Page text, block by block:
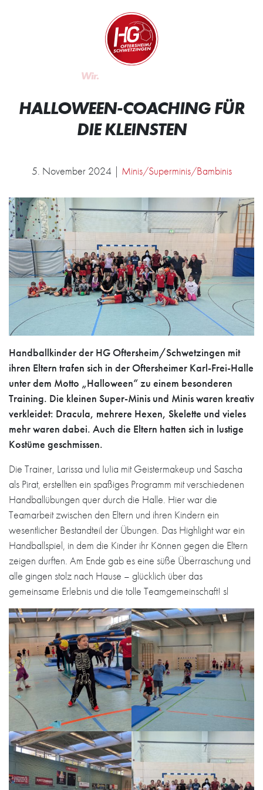
Zur Startseite
Wir.
HALLOWEEN-COACHING FÜR
DIE KLEINSTEN
5. November 2024 | Minis/Superminis/Bambinis
Handballkinder der HG Oftersheim/Schwetzingen mit
ihren Eltern trafen sich in der Oftersheimer Karl-Frei-Halle
unter dem Motto „Halloween“ zu einem besonderen
Training. Die kleinen Super-Minis und Minis waren kreativ
verkleidet: Dracula, mehrere Hexen, Skelette und vieles
mehr waren dabei. Auch die Eltern hatten sich in lustige
Kostüme geschmissen.
Die Trainer, Larissa und IuIia mit Geistermakeup und Sascha
als Pirat, erstellten ein spaßiges Programm mit verschiedenen
Handballübungen quer durch die Halle. Hier war die
Teamarbeit zwischen den Eltern und ihren Kindern ein
wesentlicher Bestandteil der Übungen. Das Highlight war ein
Handballspiel, in dem die Kinder ihr Können gegen die Eltern
zeigen durften. Am Ende gab es eine süße Überraschung und
alle gingen stolz nach Hause – glücklich über das
gemeinsame Erlebnis und die tolle Teamgemeinschaft! sl